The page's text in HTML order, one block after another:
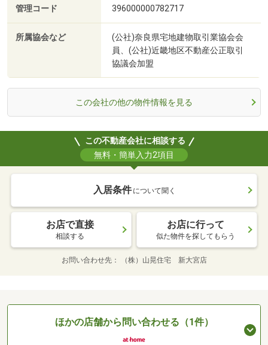
管理コード 396000000782717
所属協会など
(公社)奈良県宅地建物取引業協会会
員、(公社)近畿地区不動産公正取引
協議会加盟
この会社の他の物件情報を見る
この不動産会社に相談する
無料・簡単入力2項目
入居条件 について聞く
お店で直接
相談する
お店に行って
似た物件を探してもらう
お問い合わせ先 （株）山晃住宅 新大宮店
ほかの店舗から問い合わせる（1件）